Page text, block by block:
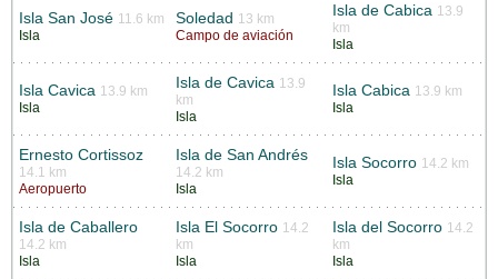
Isla San José 11.6 km
Isla
Soledad 13 km
Campo de aviación
Isla de Cabica 13.9
km
Isla
Isla Cavica 13.9 km
Isla
Isla de Cavica 13.9
km
Isla
Isla Cabica 13.9 km
Isla
Ernesto Cortissoz
14.1 km
Aeropuerto
Isla de San Andrés
14.2 km
Isla
Isla Socorro 14.2 km
Isla
Isla de Caballero
14.2 km
Isla
Isla El Socorro 14.2
km
Isla
Isla del Socorro 14.2
km
Isla